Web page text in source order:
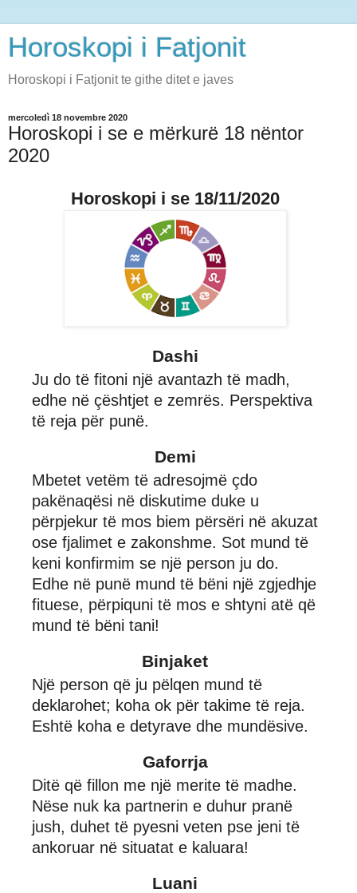
Horoskopi i Fatjonit
Horoskopi i Fatjonit te githe ditet e javes
mercoledì 18 novembre 2020
Horoskopi i se e mërkurë 18 nëntor
2020
Horoskopi i se 18/11/2020
Dashi
Ju do të fitoni një avantazh të madh,
edhe në çështjet e zemrës. Perspektiva
të reja për punë.
Demi
Mbetet vetëm të adresojmë çdo
pakënaqësi në diskutime duke u
përpjekur të mos biem përsëri në akuzat
ose fjalimet e zakonshme. Sot mund të
keni konfirmim se një person ju do.
Edhe në punë mund të bëni një zgjedhje
fituese, përpiquni të mos e shtyni atë që
mund të bëni tani!
Binjaket
Një person që ju pëlqen mund të
deklarohet; koha ok për takime të reja.
Eshtë koha e detyrave dhe mundësive.
Gaforrja
Ditë që fillon me një merite të madhe.
Nëse nuk ka partnerin e duhur pranë
jush, duhet të pyesni veten pse jeni të
ankoruar në situatat e kaluara!
Luani